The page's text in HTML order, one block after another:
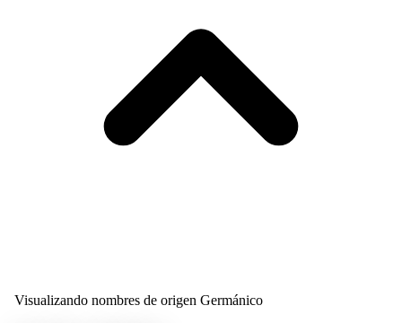
Visualizando nombres de origen Germánico